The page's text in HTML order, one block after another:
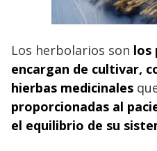
Los herbolarios son los
encargan de cultivar,
hierbas medicinales
proporcionadas al
el equilibrio de su